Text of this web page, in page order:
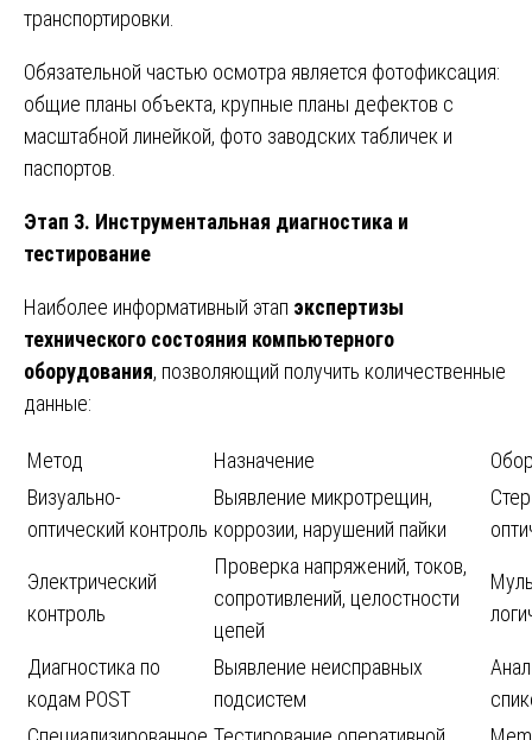
транспортировки.
Обязательной частью осмотра является фотофиксация:
общие планы объекта, крупные планы дефектов с
масштабной линейкой, фото заводских табличек и
паспортов.
Этап 3. Инструментальная диагностика и
тестирование
Наиболее информативный этап экспертизы
технического состояния компьютерного
оборудования, позволяющий получить количественные
данные:
Метод Назначение
Визуально-
оптический контроль
Выявление микротрещин,
коррозии, нарушений пайки
Электрический
контроль
Проверка напряжений, токов,
сопротивлений, целостности
цепей
Диагностика по
кодам POST
Выявление неисправных
подсистем